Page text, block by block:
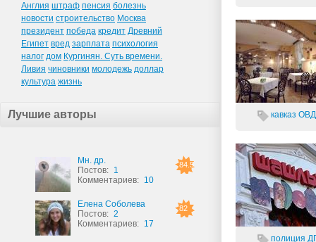
Англия штраф пенсия болезнь
новости строительство Москва
президент победа кредит Древний
Египет вред зарплата психология
налог дом Кургинян. Суть времени.
Ливия чиновники молодежь доллар
культура жизнь
Лучшие авторы
84.5
Мн. др.
Постов: 1
Комментариев: 10
82
Елена Соболева
Постов: 2
Комментариев: 17
кавказ ОВД
полиция